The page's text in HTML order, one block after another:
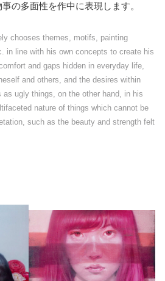
の多面性を作中に表現します。
chooses themes, motifs, painting
in line with his own concepts to create his
and gaps hidden in everyday life,
and others, and the desires within
as ugly things, on the other hand, in his
nature of things which cannot be
such as the beauty and strength felt